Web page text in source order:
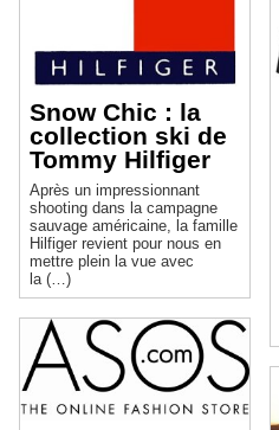
Snow Chic : la
collection ski de
Tommy Hilfiger
Après un impressionnant
shooting dans la campagne
sauvage américaine, la famille
Hilfiger revient pour nous en
mettre plein la vue avec
la (…)